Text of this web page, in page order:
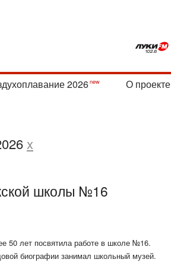
2026 О проекте
x
школы №16
50 лет посвятила работе в школе №16.
биографии занимал школьный музей.